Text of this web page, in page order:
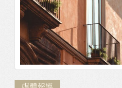
媒體報導